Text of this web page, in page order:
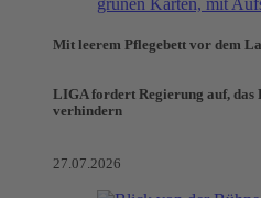
Mit leerem Pflegebett vor dem
LIGA fordert Regierung auf, das
verhindern
27.07.2026